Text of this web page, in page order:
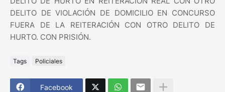
DELITO DE VIOLACIÓN DE DOMICILIO EN CONCURSO
FUERA DE LA REITERACIÓN CON OTRO DELITO DE
HURTO. CON PRISIÓN.
Tags Policiales
Facebook